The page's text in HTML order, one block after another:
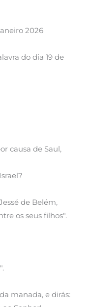
2026
do dia 19 de
causa de Saul,
de Belém,
os seus filhos".
manada, e dirás: